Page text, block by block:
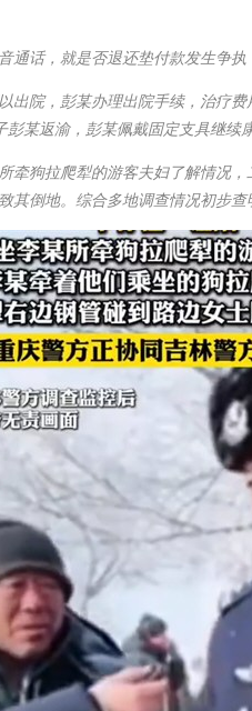
通话，就是否退还垫付款发生争执
出院，彭某办理出院手续，治疗
某返渝，彭某佩戴固定支具继续
牵狗拉爬犁的游客夫妇了解情况
其倒地。综合多地调查情况初步查